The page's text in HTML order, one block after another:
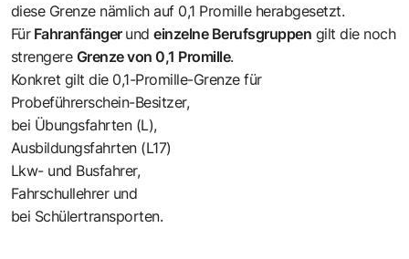
diese Grenze nämlich auf 0,1 Promille herabgesetzt.
FürFahranfänger undeinzelne Berufsgruppen gilt die noch
strengere Grenze von 0,1 Promille.
Konkret gilt die 0,1-Promille-Grenze für
Probeführerschein-Besitzer,
bei Übungsfahrten (L),
Ausbildungsfahrten (L17)
Lkw- und Busfahrer,
Fahrschullehrer und
bei Schülertransporten.